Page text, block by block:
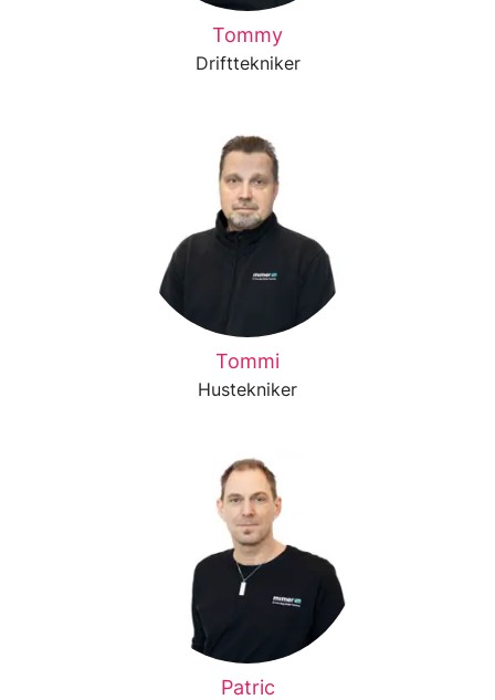
Tommy
Drifttekniker
Tommi
Hustekniker
Patric